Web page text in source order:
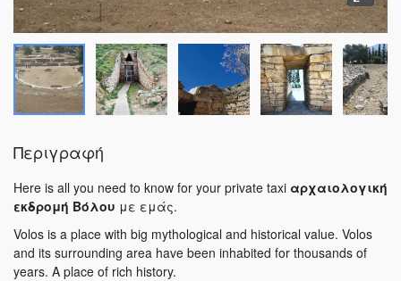
Περιγραφή
Here is all you need to know for your private taxi αρχαιολογική
εκδρομή Βόλου με εμάς.
Volos is a place with big mythological and historical value. Volos
and its surrounding area have been inhabited for thousands of
years. A place of rich history.